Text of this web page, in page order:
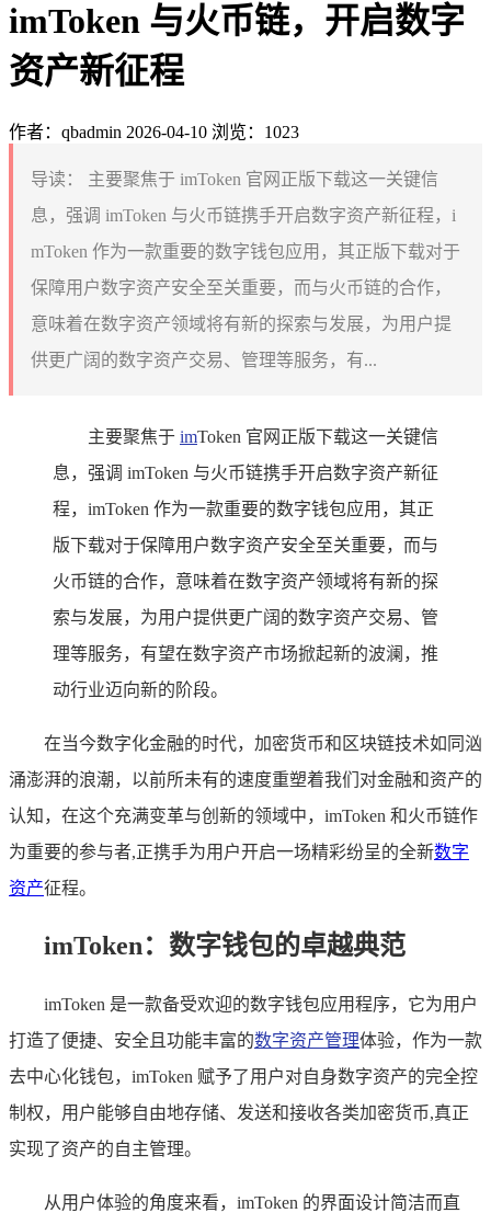
imToken 与火币链，开启数字
资产新征程
作者：qbadmin 2026-04-10 浏览：1023
导读：
主要聚焦于 imToken 官网正版下载这一关键信
息，强调 imToken 与火币链携手开启数字资产新征程，i
mToken 作为一款重要的数字钱包应用，其正版下载对于
保障用户数字资产安全至关重要，而与火币链的合作，
意味着在数字资产领域将有新的探索与发展，为用户提
供更广阔的数字资产交易、管理等服务，有...
主要聚焦于 imToken 官网正版下载这一关键信
息，强调 imToken 与火币链携手开启数字资产新征
程，imToken 作为一款重要的数字钱包应用，其正
版下载对于保障用户数字资产安全至关重要，而与
火币链的合作，意味着在数字资产领域将有新的探
索与发展，为用户提供更广阔的数字资产交易、管
理等服务，有望在数字资产市场掀起新的波澜，推
动行业迈向新的阶段。
在当今数字化金融的时代，加密货币和区块链技术如同汹
涌澎湃的浪潮，以前所未有的速度重塑着我们对金融和资产的
认知，在这个充满变革与创新的领域中，imToken 和火币链作
为重要的参与者,正携手为用户开启一场精彩纷呈的全新数字
资产征程。
imToken：数字钱包的卓越典范
imToken 是一款备受欢迎的数字钱包应用程序，它为用户
打造了便捷、安全且功能丰富的数字资产管理体验，作为一款
去中心化钱包，imToken 赋予了用户对自身数字资产的完全控
制权，用户能够自由地存储、发送和接收各类加密货币,真正
实现了资产的自主管理。
从用户体验的角度来看，imToken 的界面设计简洁而直